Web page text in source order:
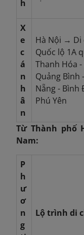
h
X
e
c
á
n
h
â
n
Hà Nội → Di
Quốc lộ 1A
Thanh Hóa
Quảng Bình
Nẵng -
Phú Yên
Từ Thành phố
Nam:
P
h
ư
ơ
n
g
Lộ trình di